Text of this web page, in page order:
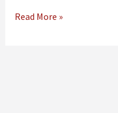
Read More »